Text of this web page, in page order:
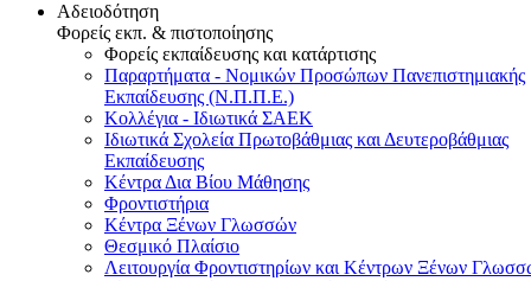
Αδειοδότηση
Φορείς εκπ. & πιστοποίησης
Φορείς εκπαίδευσης και κατάρτισης
Παραρτήματα - Νομικών Προσώπων Πανεπιστημιακής
Εκπαίδευσης (Ν.Π.Π.Ε.)
Κολλέγια - Ιδιωτικά ΣΑΕΚ
Ιδιωτικά Σχολεία Πρωτοβάθμιας και Δευτεροβάθμιας
Εκπαίδευσης
Κέντρα Δια Βίου Μάθησης
Φροντιστήρια
Κέντρα Ξένων Γλωσσών
Θεσμικό Πλαίσιο
Λειτουργία Φροντιστηρίων και Κέντρων Ξένων